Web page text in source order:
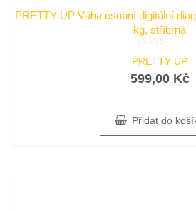
PRETTY UP Váha osobní digitální
kg, stříbrná
0
5
PRETTY UP
599,00 Kč
Přidat do